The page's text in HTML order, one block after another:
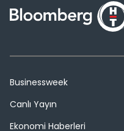
Businessweek
Canlı Yayın
Ekonomi Haberleri